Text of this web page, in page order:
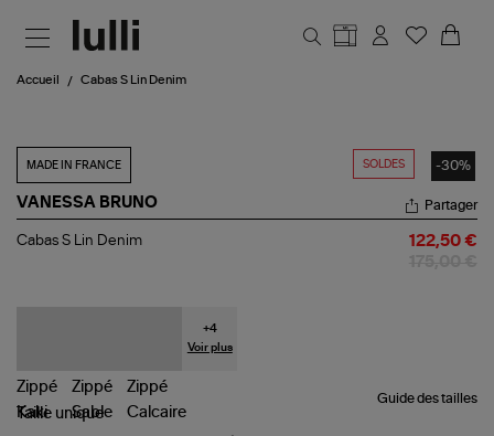
Accueil Cabas S Lin Denim
SOLDES -30%
MADE IN FRANCE
VANESSA BRUNO
Cabas
Partager
Cabas S Lin Denim 122,50 €
+4
Voir plus
Guide des tailles
Taille unique